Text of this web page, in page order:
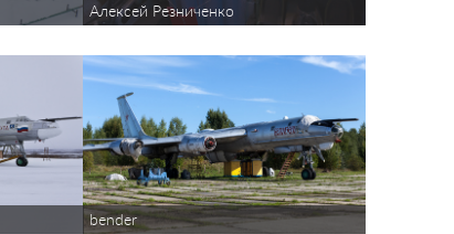
Алексей Резниченко
bender